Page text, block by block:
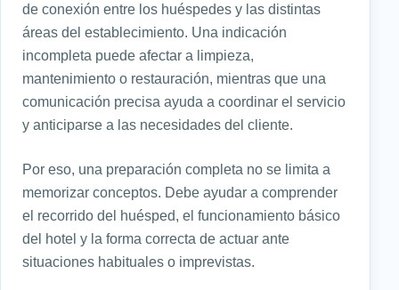
de conexión entre los huéspedes y las distintas
áreas del establecimiento. Una indicación
incompleta puede afectar a limpieza,
mantenimiento o restauración, mientras que una
comunicación precisa ayuda a coordinar el servicio
y anticiparse a las necesidades del cliente.
Por eso, una preparación completa no se limita a
memorizar conceptos. Debe ayudar a comprender
el recorrido del huésped, el funcionamiento básico
del hotel y la forma correcta de actuar ante
situaciones habituales o imprevistas.